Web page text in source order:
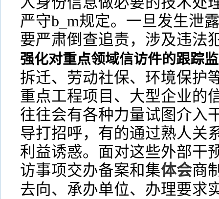
严守b_m规定。一旦发生泄
要严肃倒查追责，涉及违法
强化对重点领域信访件的跟踪
拆迁、劳动社保、环境保护
重点工程项目、大型企业的
往往会有各种力量试图介入
导打招呼，有的通过熟人关
利益诱惑。面对这些外部干
访事项交办备案和集体会商
去向、承办单位、办理要求